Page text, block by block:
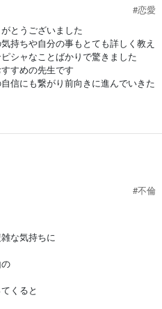
#恋愛
とうございました
持ちや自分の事もとても詳しく教え
シャなことばかりで驚きました
すめの先生です
信にも繋がり前向きに進んでいきた
#不倫
な気持ちに
くると